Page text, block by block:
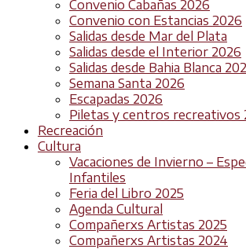
Convenio Cabañas 2026
Convenio con Estancias 2026
Salidas desde Mar del Plata
Salidas desde el Interior 2026
Salidas desde Bahia Blanca
Semana Santa 2026
Escapadas 2026
Piletas y centros recreativos
Recreación
Cultura
Vacaciones de Invierno –
Infantiles
Feria del Libro 2025
Agenda Cultural
Compañerxs Artistas 2025
Compañerxs Artistas 2024